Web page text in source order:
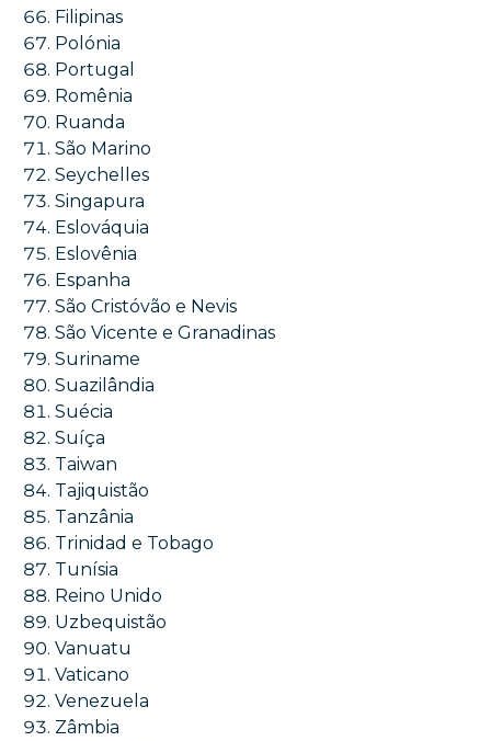
Filipinas
Polónia
Portugal
Romênia
Ruanda
São Marino
Seychelles
Singapura
Eslováquia
Eslovênia
Espanha
São Cristóvão e Nevis
São Vicente e Granadinas
Suriname
Suazilândia
Suécia
Suíça
Taiwan
Tajiquistão
Tanzânia
Trinidad e Tobago
Tunísia
Reino Unido
Uzbequistão
Vanuatu
Vaticano
Venezuela
Zâmbia